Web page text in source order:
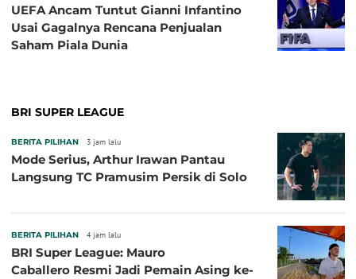
UEFA Ancam Tuntut Gianni Infantino
Usai Gagalnya Rencana Penjualan
Saham Piala Dunia
BRI SUPER LEAGUE
BERITA PILIHAN 3 jam lalu
Mode Serius, Arthur Irawan Pantau
Langsung TC Pramusim Persik di Solo
BERITA PILIHAN 4 jam lalu
BRI Super League: Mauro
Caballero Resmi Jadi Pemain Asing ke-